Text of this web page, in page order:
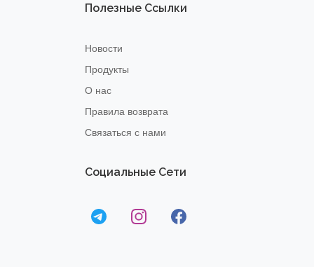
Полезные Ссылки
Новости
Продукты
О нас
Правила возврата
Связаться с нами
Социальные Сети